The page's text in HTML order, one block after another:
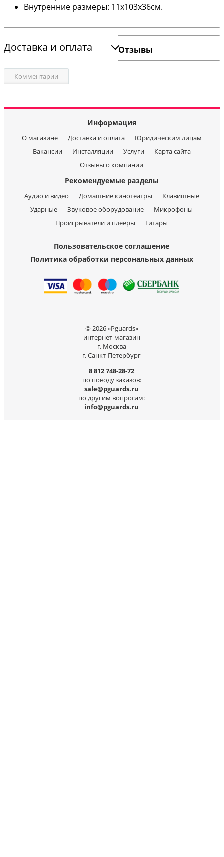
Внутренние размеры: 11х103х36см.
Доставка и оплата Отзывы
Комментарии
Информация
О магазине Доставка и оплата
Юридическим лицам
Вакансии
Инсталляции Услуги
Карта сайта
Отзывы о компании
Рекомендуемые разделы
Аудио и видео Домашние кинотеатры
Клавишные
Ударные
Звуковое оборудование
Микрофоны
Проигрыватели и плееры
Гитары
Пользовательское соглашение
Политика обработки персональных данных
© 2026 «Pguards»
интернет-магазин
г. Москва
г. Санкт-Петербург
8 812 748-28-72
по поводу заказов:
sale@pguards.ru
по другим вопросам:
info@pguards.ru